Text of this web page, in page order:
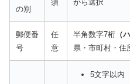
の別
須 から選択
郵便番
号
任
意
半角数字7桁 （
県・市町村・住
5文字以内